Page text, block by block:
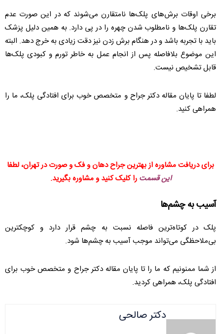
برخی اوقات برش‌های پلک‌ها نامتقارن می‌شوند که در این صورت عدم
تقارن پلک‌ها و نامطلوب شدن چهره را در پی دارد. به همین دلیل پزشک
باید با تجربه باشد و در هنگام برش زدن نیز دقت زیادی به خرج دهد. البته
این موضوع بلافاصله پس از انجام عمل به خاطر تورم و کبودی پلک‌ها
قابل تشخیص نیست.
لطفا تا پایان مقاله دکتر جراح و متخصص خوب برای افتادگی پلک، ما را
همراهی کنید.
برای دریافت مشاوره از بهترین جراح دهان و فک و صورت در تهران، لطفا
این قسمت را کلیک کنید و مشاوره بگیرید.
آسیب به چشم‌ها
پلک‌ در کوتاه‌ترین فاصله نسبت به چشم قرار دارد و کوچکترین
بی‌ملاحظگی می‌تواند موجب آسیب به چشم‌ها شود.
از شما ممنونیم که ما را تا پایان مقاله دکتر جراح و متخصص خوب برای
افتادگی پلک، همراهی کردید.
دکتر صالحی